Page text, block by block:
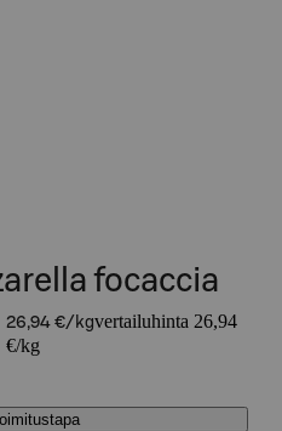
focaccia
26,94 €/kgvertailuhinta 26,94
€/kg